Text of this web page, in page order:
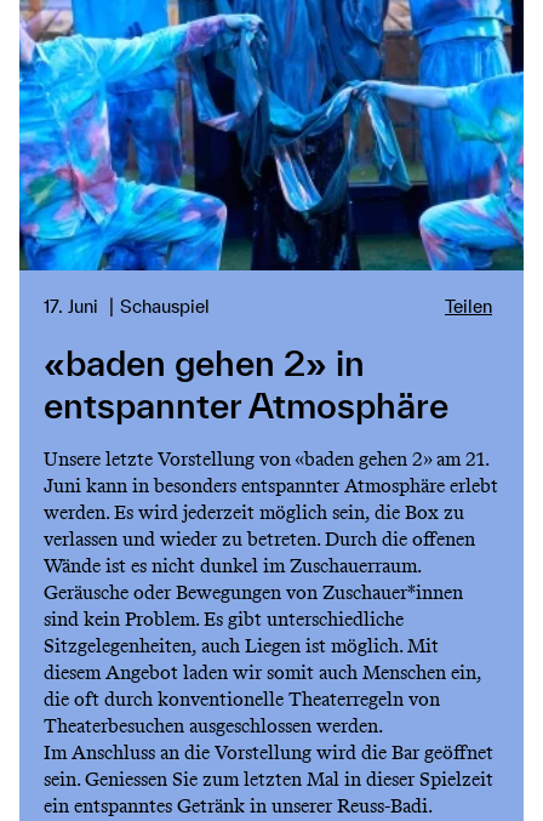
17. Juni Schauspiel Teilen
«baden gehen 2» in
entspannter Atmosphäre
Unsere letzte Vorstellung von «baden gehen 2» am 21.
Juni kann in besonders entspannter Atmosphäre erlebt
werden. Es wird jederzeit möglich sein, die Box zu
verlassen und wieder zu betreten. Durch die offenen
Wände ist es nicht dunkel im Zuschauerraum.
Geräusche oder Bewegungen von Zuschauer*innen
sind kein Problem. Es gibt unterschiedliche
Sitzgelegenheiten, auch Liegen ist möglich. Mit
diesem Angebot laden wir somit auch Menschen ein,
die oft durch konventionelle Theaterregeln von
Theaterbesuchen ausgeschlossen werden.
Im Anschluss an die Vorstellung wird die Bar geöffnet
sein. Geniessen Sie zum letzten Mal in dieser Spielzeit
ein entspanntes Getränk in unserer Reuss-Badi.